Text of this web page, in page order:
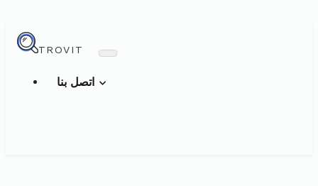
TROVIT